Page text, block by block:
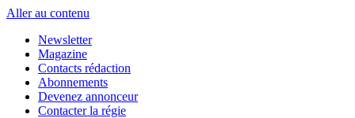
Aller au contenu
Newsletter
Magazine
Contacts rédaction
Abonnements
Devenez annonceur
Contacter la régie